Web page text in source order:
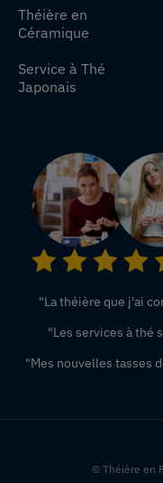
Théière en
Céramique
Service à Thé
Japonais
"La théière que j'ai
"Les services à thé
"Mes nouvelles tasses
© Théière en